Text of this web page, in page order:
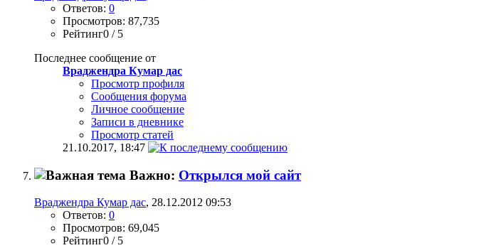
Ответов: 0
Просмотров: 87,735
Рейтинг0 / 5
Последнее сообщение от
Враджендра Кумар дас
Просмотр профиля
Сообщения форума
Личное сообщение
Записи в дневнике
Просмотр статей
21.10.2017, 18:47
Важно: Открылся мой сайт
Враджендра Кумар дас, 28.12.2012 09:53
Ответов: 0
Просмотров: 69,045
Рейтинг0 / 5